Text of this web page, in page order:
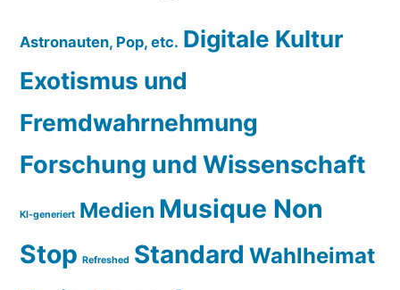
Astronauten, Pop, etc. Digitale Kultur
Exotismus und
Fremdwahrnehmung
Forschung und Wissenschaft
KI-generiert Medien Musique Non
Stop Refreshed Standard Wahlheimat